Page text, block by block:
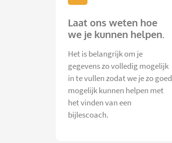
Laat ons weten hoe
we je kunnen helpen.
Het is belangrijk om je
gegevens zo volledig mogelijk
in te vullen zodat we je zo goed
mogelijk kunnen helpen met
het vinden van een
bijlescoach.